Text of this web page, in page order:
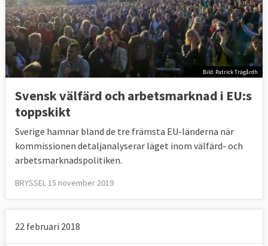
Bild: Patrick Trägårdh
Svensk välfärd och arbetsmarknad i EU:s
toppskikt
Sverige hamnar bland de tre främsta EU-länderna när
kommissionen detaljanalyserar läget inom välfärd- och
arbetsmarknadspolitiken.
BRYSSEL 15 november 2019
22 februari 2018